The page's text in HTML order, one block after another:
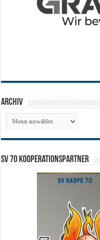
Archiv
Archiv
SV 70 Kooperationspartner